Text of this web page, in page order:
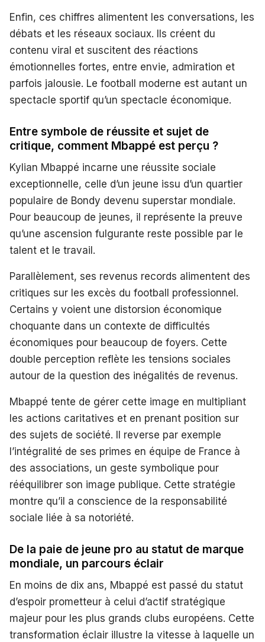
Enfin, ces chiffres alimentent les conversations, les
débats et les réseaux sociaux. Ils créent du
contenu viral et suscitent des réactions
émotionnelles fortes, entre envie, admiration et
parfois jalousie. Le football moderne est autant un
spectacle sportif qu’un spectacle économique.
Entre symbole de réussite et sujet de
critique, comment Mbappé est perçu ?
Kylian Mbappé incarne une réussite sociale
exceptionnelle, celle d’un jeune issu d’un quartier
populaire de Bondy devenu superstar mondiale.
Pour beaucoup de jeunes, il représente la preuve
qu’une ascension fulgurante reste possible par le
talent et le travail.
Parallèlement, ses revenus records alimentent des
critiques sur les excès du football professionnel.
Certains y voient une distorsion économique
choquante dans un contexte de difficultés
économiques pour beaucoup de foyers. Cette
double perception reflète les tensions sociales
autour de la question des inégalités de revenus.
Mbappé tente de gérer cette image en multipliant
les actions caritatives et en prenant position sur
des sujets de société. Il reverse par exemple
l’intégralité de ses primes en équipe de France à
des associations, un geste symbolique pour
rééquilibrer son image publique. Cette stratégie
montre qu’il a conscience de la responsabilité
sociale liée à sa notoriété.
De la paie de jeune pro au statut de marque
mondiale, un parcours éclair
En moins de dix ans, Mbappé est passé du statut
d’espoir prometteur à celui d’actif stratégique
majeur pour les plus grands clubs européens. Cette
transformation éclair illustre la vitesse à laquelle un